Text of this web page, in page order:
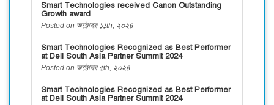
Smart Technologies received Canon Outstanding
Growth award
Posted on অক্টোবর ১১th, ২০২৪
Smart Technologies Recognized as Best Performer
at Dell South Asia Partner Summit 2024
Posted on অক্টোবর ৫th, ২০২৪
Smart Technologies Recognized as Best Performer
at Dell South Asia Partner Summit 2024